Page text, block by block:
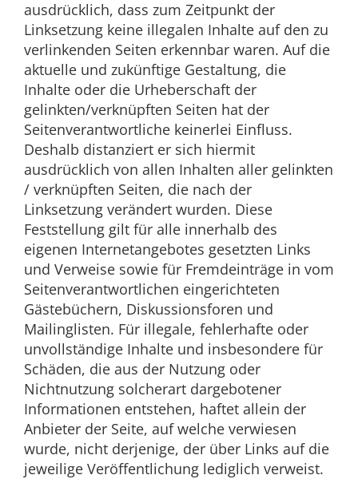
ausdrücklich, dass zum Zeitpunkt der
Linksetzung keine illegalen Inhalte auf den zu
verlinkenden Seiten erkennbar waren. Auf die
aktuelle und zukünftige Gestaltung, die
Inhalte oder die Urheberschaft der
gelinkten/verknüpften Seiten hat der
Seitenverantwortliche keinerlei Einfluss.
Deshalb distanziert er sich hiermit
ausdrücklich von allen Inhalten aller gelinkten
/ verknüpften Seiten, die nach der
Linksetzung verändert wurden. Diese
Feststellung gilt für alle innerhalb des
eigenen Internetangebotes gesetzten Links
und Verweise sowie für Fremdeinträge in vom
Seitenverantwortlichen eingerichteten
Gästebüchern, Diskussionsforen und
Mailinglisten. Für illegale, fehlerhafte oder
unvollständige Inhalte und insbesondere für
Schäden, die aus der Nutzung oder
Nichtnutzung solcherart dargebotener
Informationen entstehen, haftet allein der
Anbieter der Seite, auf welche verwiesen
wurde, nicht derjenige, der über Links auf die
jeweilige Veröffentlichung lediglich verweist.